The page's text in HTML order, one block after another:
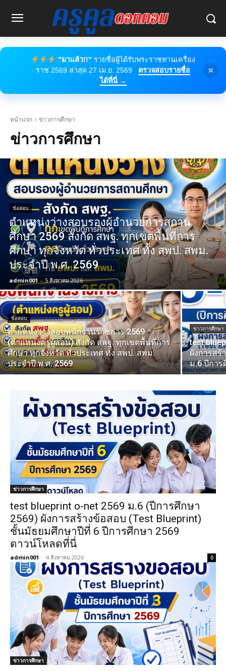
"มาแล้ว!!" รายชื่อผู้ได้รับพระราชทานเครื่อง
ราช 2569 ล่าสุด 27 เม.ย. 2569
ตรวจสอบรายชื่อ
ได้ที่นี่ →
×
หน้าแรก ข่าวการศึกษา
ข่าวการศึกษา
ข้อสอบ
ตำแหน่งว่างสอบรองผู้อำนวยการสถาน
ศึกษา 2569 สังกัด สพฐ. ทุกเขตพื้นที่การ
ศึกษา ทุกจังหวัด ทั่วประเทศ ทั้ง สพป. สพม.
ประจำปี พ.ศ. 2569
admin001 - 5 สิงหาคม 2026
ข้อสอบ
ตำแหน่งว่างสอบพนักงานราชการ 2569
(ตำแหน่งครูผู้สอน) สังกัด สพฐ. ทุกเขตพื้นที่การ
ศึกษา ทุกจังหวัด ทั่วประเทศ ทั้ง สพป. สพม.
ประจำปี พ.ศ. 2569
ข่าวการศึกษา
test
ผังการสร้
ม.6 ปีกา
ข่าวการศึกษา
test blueprint o-net 2569 ม.6 (ปีการศึกษา
2569) ผังการสร้างข้อสอบ (Test Blueprint)
ชั้นมัธยมศึกษาปีที่ 6 ปีการศึกษา 2569
ดาวน์โหลดที่นี่
admin001 - 4 สิงหาคม 2026 0
ข่าวการศึกษา